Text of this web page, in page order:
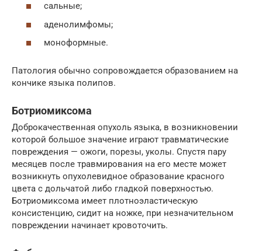
сальные;
аденолимфомы;
моноформные.
Патология обычно сопровождается образованием на
кончике языка полипов.
Ботриомиксома
Доброкачественная опухоль языка, в возникновении
которой большое значение играют травматические
повреждения — ожоги, порезы, уколы. Спустя пару
месяцев после травмирования на его месте может
возникнуть опухолевидное образование красного
цвета с дольчатой либо гладкой поверхностью.
Ботриомиксома имеет плотноэластическую
консистенцию, сидит на ножке, при незначительном
повреждении начинает кровоточить.